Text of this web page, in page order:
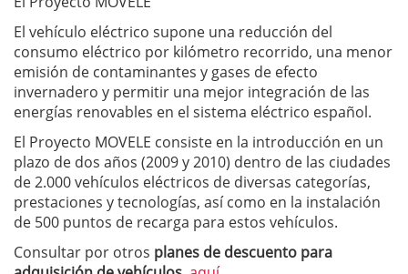
El vehículo eléctrico supone una reducción del
consumo eléctrico por kilómetro recorrido, una menor
emisión de contaminantes y gases de efecto
invernadero y permitir una mejor integración de las
energías renovables en el sistema eléctrico español.
El Proyecto MOVELE consiste en la introducción en un
plazo de dos años (2009 y 2010) dentro de las ciudades
de 2.000 vehículos eléctricos de diversas categorías,
prestaciones y tecnologías, así como en la instalación
de 500 puntos de recarga para estos vehículos.
Consultar por otros planes de descuento para